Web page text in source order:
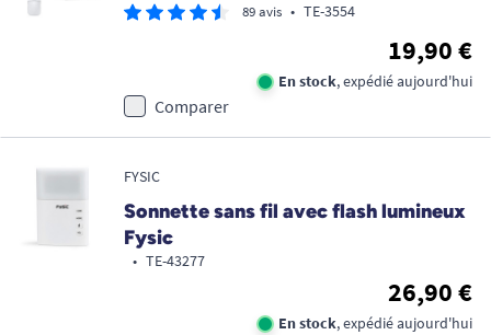
89 avis • TE-3554
19,90 €
En stock, expédié aujourd'hui
Comparer
FYSIC
Sonnette sans fil avec flash lumineux
Fysic
• TE-43277
26,90 €
En stock, expédié aujourd'hui